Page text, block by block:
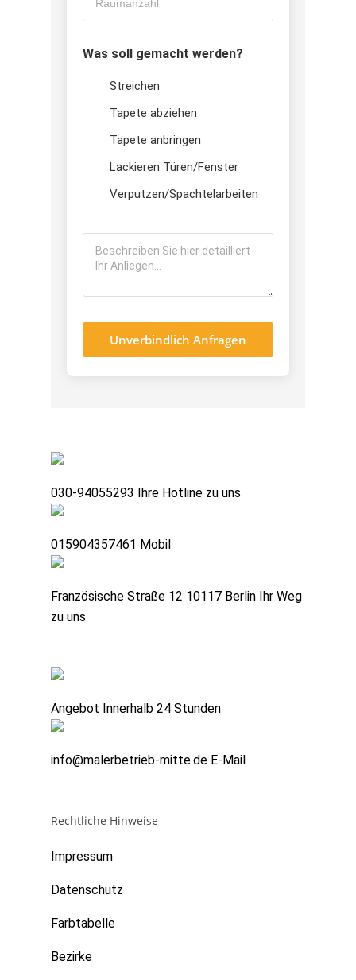
Was soll gemacht werden?
Streichen
Tapete abziehen
Tapete anbringen
Lackieren Türen/Fenster
Verputzen/Spachtelarbeiten
Unverbindlich Anfragen
030-94055293 Ihre Hotline zu uns
015904357461 Mobil
Französische Straße 12 10117 Berlin Ihr Weg
zu uns
Angebot Innerhalb 24 Stunden
info@malerbetrieb-mitte.de E-Mail
Rechtliche Hinweise
Impressum
Datenschutz
Farbtabelle
Bezirke